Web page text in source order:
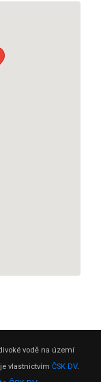
vodě na území
vlastnictvím ČSK DV.